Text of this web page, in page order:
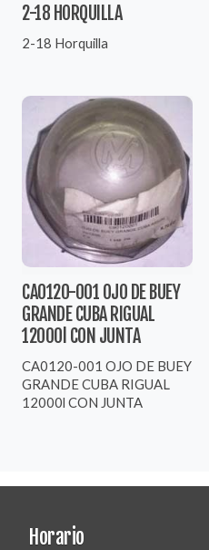
2-18 HORQUILLA
2-18 Horquilla
CA0120-001 OJO DE BUEY
GRANDE CUBA RIGUAL
12000l CON JUNTA
CA0120-001 OJO DE BUEY
GRANDE CUBA RIGUAL
12000l CON JUNTA
Horario